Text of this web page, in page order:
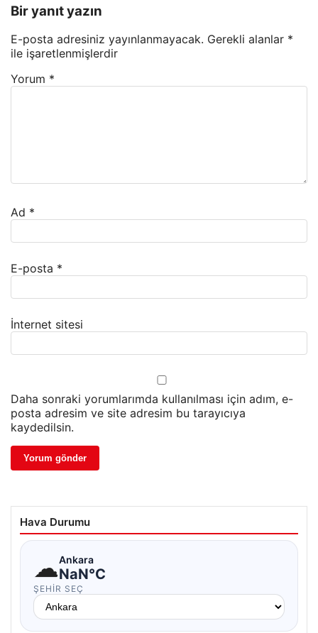
Bir yanıt yazın
E-posta adresiniz yayınlanmayacak. Gerekli alanlar *
ile işaretlenmişlerdir
Yorum *
Ad *
E-posta *
İnternet sitesi
Daha sonraki yorumlarımda kullanılması için adım, e-
posta adresim ve site adresim bu tarayıcıya
kaydedilsin.
Hava Durumu
☁Ankara
NaN°C
ŞEHIR SEÇ